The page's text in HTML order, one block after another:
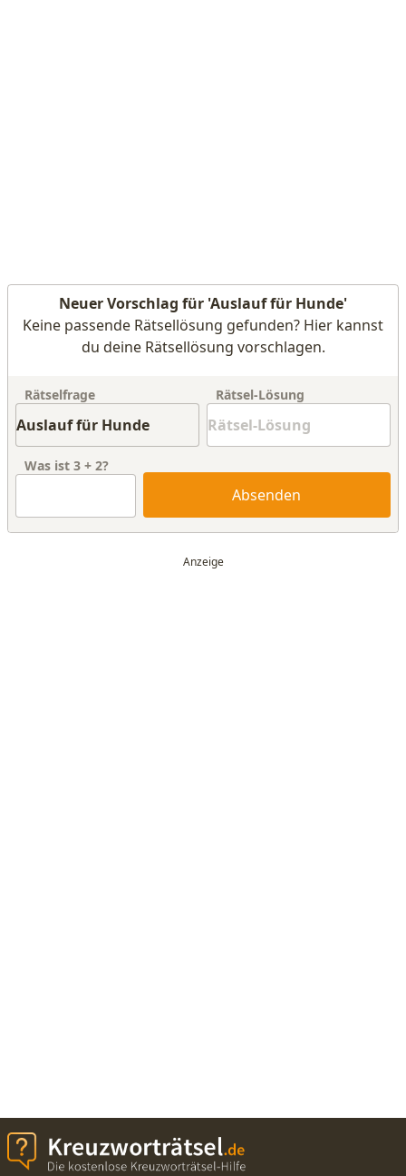
Neuer Vorschlag für 'Auslauf für Hunde'
Keine passende Rätsellösung gefunden? Hier kannst
du deine Rätsellösung vorschlagen.
Rätselfrage Rätsel-Lösung
Was ist 3 + 2?
Absenden